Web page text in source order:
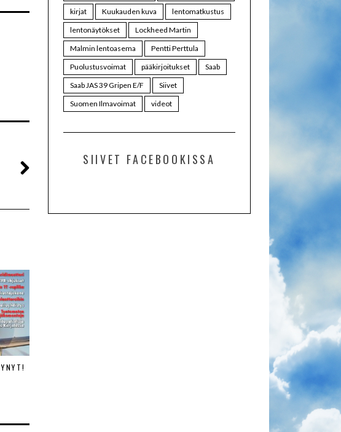
kirjat
Kuukauden kuva
lentomatkustus
lentonäytökset
Lockheed Martin
Malmin lentoasema
Pentti Perttula
Puolustusvoimat
pääkirjoitukset
Saab
Saab JAS 39 Gripen E/F
Siivet
Suomen Ilmavoimat
videot
SIIVET FACEBOOKISSA